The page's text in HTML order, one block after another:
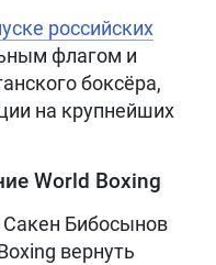
российских
флагом и
боксёра,
на крупнейших
World Boxing
Бибосынов
вернуть